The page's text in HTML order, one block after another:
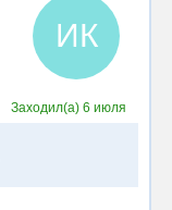
ИК
Заходил(а) 6 июля